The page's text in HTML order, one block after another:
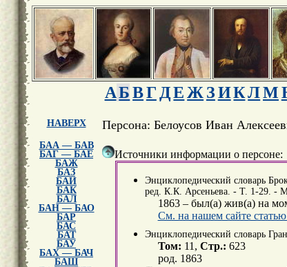
АБВГ ДЕ Ж ЗИКЛМ
НАВЕРХ
БАА — БАВ
БАГ — БАЕ
БАЖ
БАЗ
БАИ
БАК
БАЛ
БАН — БАО
БАР
БАС
БАТ
БАУ
БАХ — БАЧ
БАШ
Персона: Белоусов Иван
Источники информации о персоне:
Энциклопедический словарь
ред. К.К. Арсеньева. - Т. 1-29. -
1863 – был(а) жив(а) на
См. на нашем сайте
Энциклопедический словарь
Том: 11, Стр.: 623
род. 1863